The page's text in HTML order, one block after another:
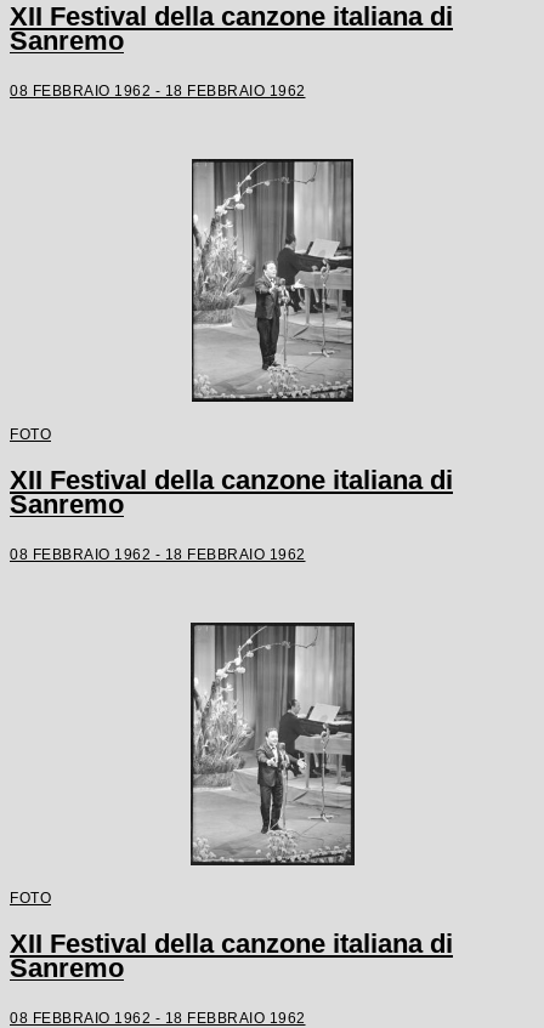
XII Festival della canzone italiana di
Sanremo
08 FEBBRAIO 1962 - 18 FEBBRAIO 1962
FOTO
XII Festival della canzone italiana di
Sanremo
08 FEBBRAIO 1962 - 18 FEBBRAIO 1962
FOTO
XII Festival della canzone italiana di
Sanremo
08 FEBBRAIO 1962 - 18 FEBBRAIO 1962